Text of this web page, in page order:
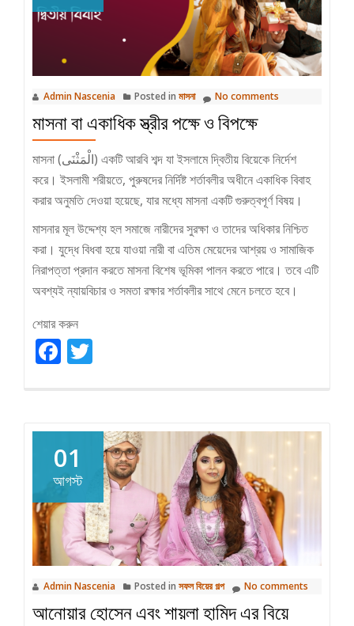
Admin Nascenia Posted in মাসনা No comments
মাসনা বা একাধিক স্ত্রীর পক্ষে ও বিপক্ষে
মাসনা (الْمَثْنَى) একটি আরবি শব্দ যা ইসলামে দ্বিতীয় বিয়েকে নির্দেশ
করে। ইসলামী শরীয়তে, পুরুষদের নির্দিষ্ট শর্তাবলীর অধীনে একাধিক বিবাহ
করার অনুমতি দেওয়া হয়েছে, যার মধ্যে মাসনা একটি গুরুত্বপূর্ণ বিষয়।
মাসনার মূল উদ্দেশ্য হল সমাজে নারীদের সুরক্ষা ও তাদের অধিকার নিশ্চিত
করা। যুদ্ধে বিধবা হয়ে যাওয়া নারী বা এতিম মেয়েদের আশ্রয় ও সামাজিক
নিরাপত্তা প্রদান করতে মাসনা বিশেষ ভূমিকা পালন করতে পারে। তবে এটি
অবশ্যই ন্যায়বিচার ও সমতা রক্ষার শর্তাবলীর সাথে মেনে চলতে হবে।
শেয়ার করুন
Facebook
01
আগস্ট
Admin Nascenia Posted in সফল বিয়ের গল্প No comments
আনোয়ার হোসেন এবং শায়লা হামিদ এর বিয়ে